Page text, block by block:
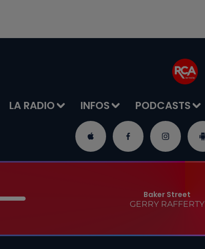
LA RADIO INFOS PODCASTS
Baker Street
GERRY RAFFERTY